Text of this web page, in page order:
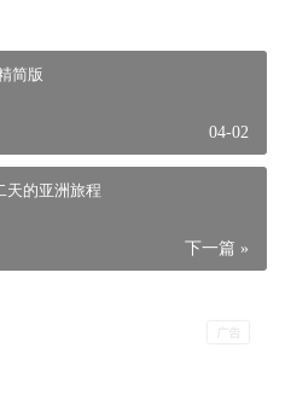
简版
04-02
天的亚洲旅程
下一篇 »